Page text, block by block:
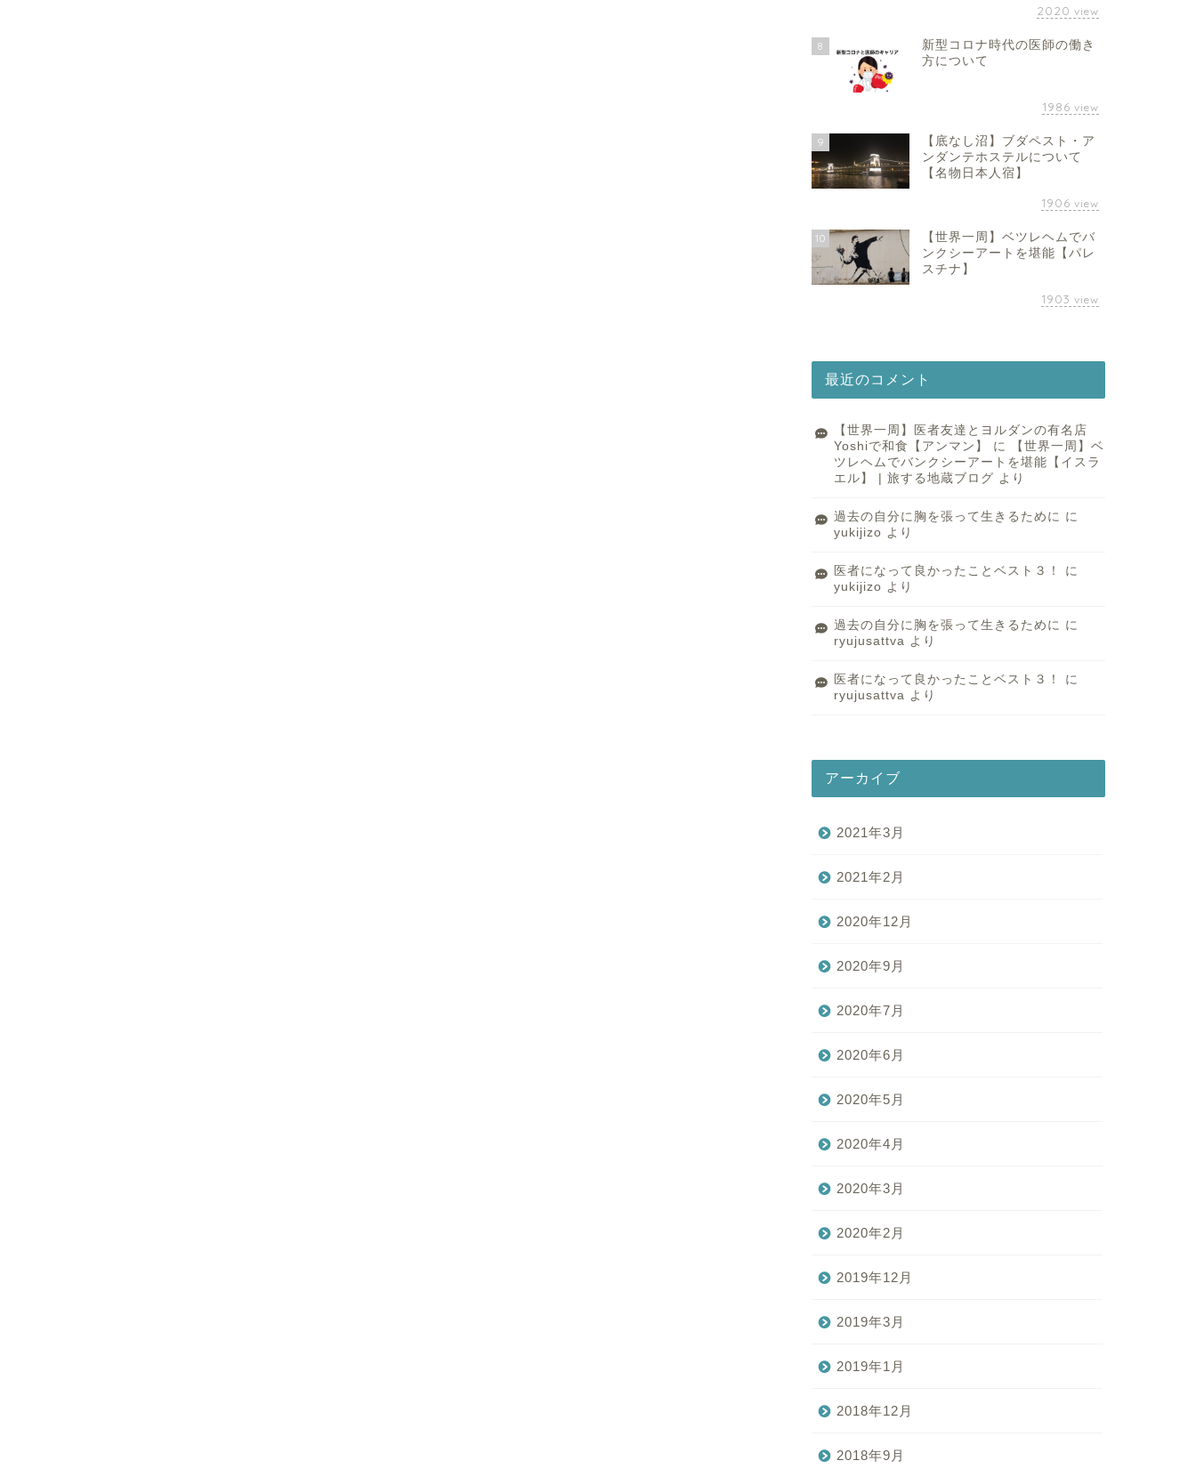
2020 view
8
新型コロナ時代の医師の働き
方について
1986 view
9
【底なし沼】ブダペスト・ア
ンダンテホステルについて
【名物日本人宿】
1906 view
10
【世界一周】ベツレヘムでバ
ンクシーアートを堪能【パレ
スチナ】
1903 view
最近のコメント
【世界一周】医者友達とヨルダンの有名店
Yoshiで和食【アンマン】
に
【世界一周】ベ
ツレヘムでバンクシーアートを堪能【イスラ
エル】 | 旅する地蔵ブログ より
過去の自分に胸を張って生きるために に
yukijizo より
医者になって良かったことベスト３！
に
yukijizo より
過去の自分に胸を張って生きるために に
ryujusattva より
医者になって良かったことベスト３！
に
ryujusattva より
アーカイブ
2021年3月
2021年2月
2020年12月
2020年9月
2020年7月
2020年6月
2020年5月
2020年4月
2020年3月
2020年2月
2019年12月
2019年3月
2019年1月
2018年12月
2018年9月